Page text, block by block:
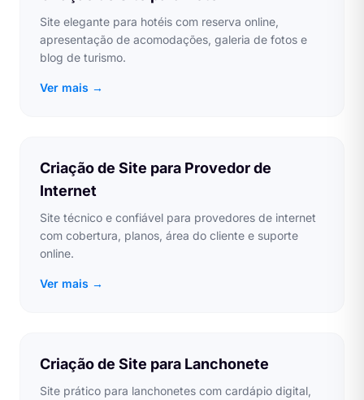
Site elegante para hotéis com reserva online,
apresentação de acomodações, galeria de fotos e
blog de turismo.
Ver mais →
Criação de Site para Provedor de
Internet
Site técnico e confiável para provedores de internet
com cobertura, planos, área do cliente e suporte
online.
Ver mais →
Criação de Site para Lanchonete
Site prático para lanchonetes com cardápio digital,